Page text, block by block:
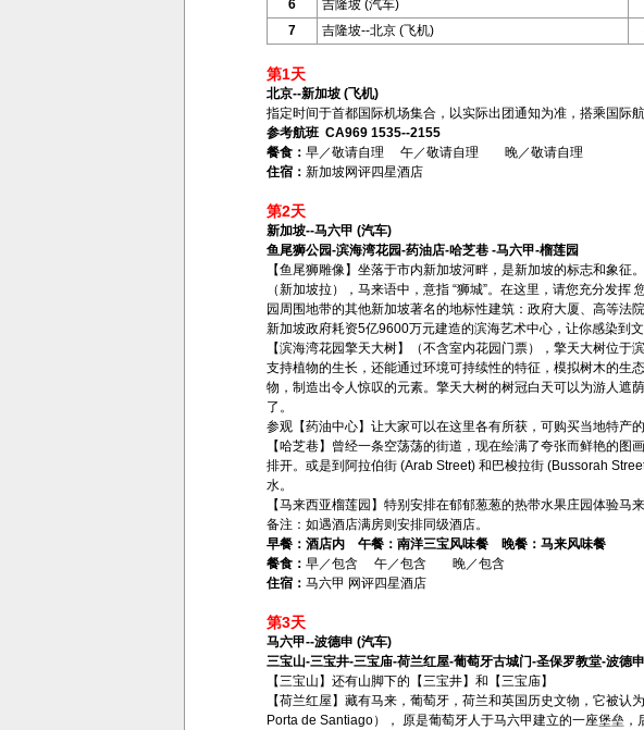
6
吉隆坡 (汽车)
7
吉隆坡--北京 (飞机)
第1天
北京--新加坡 (飞机)
指定时间于首都国际机场集合，以实际出团通知为准，搭乘国
参考航班 CA969 1535--2155
餐食：早／敬请自理 午／敬请自理 晚／敬请自理
住宿：新加坡网评四星酒店
第2天
新加坡--马六甲 (汽车)
鱼尾狮公园-滨海湾花园-药油店-哈芝巷 -马六甲-榴莲园
【鱼尾狮雕像】坐落于市内新加坡河畔，是新加坡的标志和象
（新加坡拉），马来语中，意指 “狮城”。在这里，请您充分发
园周围地带的其他新加坡著名的地标性建筑：政府大厦、高等法
新加坡政府耗资5亿9600万元建造的滨海艺术中心，让你感染到
【滨海湾花园擎天大树】（不含室内花园门票），擎天大树位
支持植物的生长，还能通过环境可持续性的特征，模拟树木的生
物，制造出令人惊叹的元素。擎天大树的树冠白天可以为游人遮
了。
参观【药油中心】让大家可以在这里各有所获，可购买当地特产
【哈芝巷】曾经一条空荡荡的街道，现在绘满了夸张而鲜艳的
排开。或是到阿拉伯街 (Arab Street) 和巴梭拉街 (Bussorah
水。
【马来西亚榴莲园】特别安排在郁郁葱葱的热带水果庄园体验
备注：如遇酒店满房则安排同级酒店。
早餐：酒店内 午餐：南洋三宝风味餐 晚餐：马来风味餐
餐食：早／包含 午／包含 晚／包含
住宿：马六甲 网评四星酒店
第3天
马六甲--波德申 (汽车)
三宝山-三宝井-三宝庙-荷兰红屋-葡萄牙古城门-圣保罗教堂-波德申
【三宝山】还有山脚下的【三宝井】和【三宝庙】
【荷兰红屋】藏有马来，葡萄牙，荷兰和英国历史文物，它被
Porta de Santiago）， 原是葡萄牙人于马六甲建立的一座堡垒